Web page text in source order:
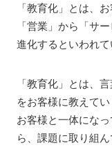
「教育化」とは、
「営業」から「サ
進化するといわれて
「教育化」とは、
をお客様に教えて
お客様と一体にな
ら、課題に取り組